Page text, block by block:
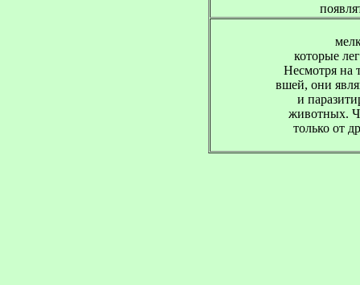
которые
Несмотря на
вшей, они
и
животных.
только от